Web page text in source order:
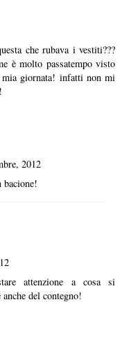
che rubava i vestiti???
è molto passatempo visto
giornata! infatti non mi
2012
bacione!
attenzione a cosa si
del contegno!